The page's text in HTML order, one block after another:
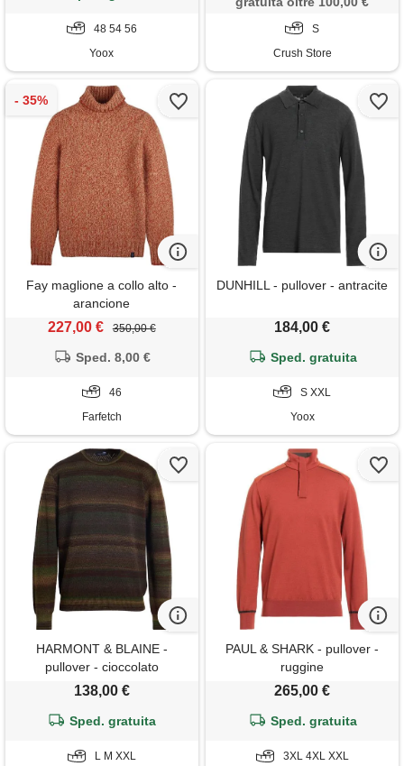
48 54 56
Yoox
S
Crush Store
Fay maglione a collo alto -
arancione
227,00 € 350,00 €
Sped. 8,00 €
46
Farfetch
DUNHILL - pullover - antracite
184,00 €
Sped. gratuita
S XXL
Yoox
HARMONT & BLAINE -
pullover - cioccolato
138,00 €
Sped. gratuita
L M XXL
PAUL & SHARK - pullover -
ruggine
265,00 €
Sped. gratuita
3XL 4XL XXL